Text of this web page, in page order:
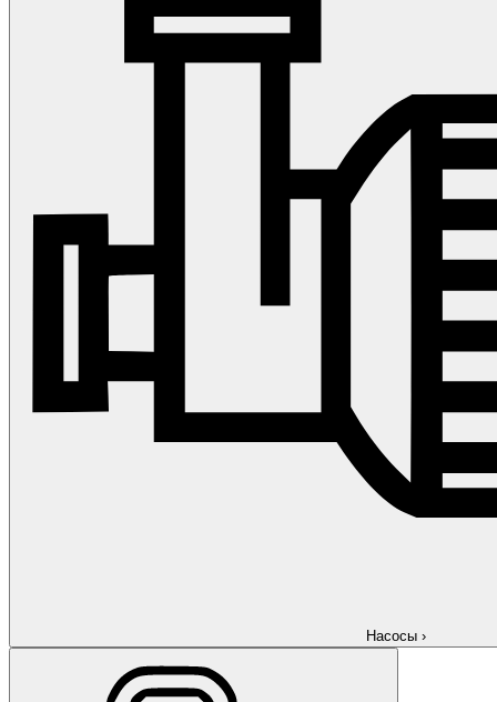
Насосы ›